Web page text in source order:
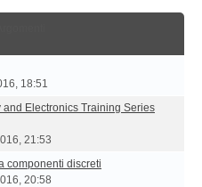
18:51
and Electronics Training Series
21:53
componenti discreti
20:58